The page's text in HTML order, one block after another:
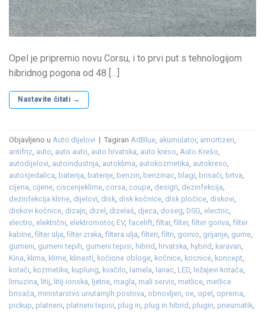
Opel je pripremio novu Corsu, i to prvi put s tehnologijom
hibridnog pogona od 48 […]
Nastavite čitati →
Objavljeno u Auto dijelovi | Tagiran AdBlue, akumulator, amortizeri,
antifriz, auto, auto auto, auto hrvatska, auto kreso, Auto Krešo,
autodijelovi, autoindustrija, autoklima, autokozmetika, autokreso,
autosjedalica, baterija, baterije, benzin, benzinac, blagi, brisači, brtva,
cijena, cijene, ciscenjeklime, corsa, coupe, design, dezinfekcija,
dezinfekcija klime, dijelovi, disk, disk kočnice, disk pločice, diskovi,
diskovi kočnice, dizajn, dizel , dizelaš, djeca, doseg, DSG, electric,
electro, električni, elektromotor, EV, facelift,filtar,filter,filter goriva,filter
kabine,filter ulja,filter zraka,filtera ulja,filteri,filtri, gorivo, grijanje, gume,
gumeni, gumeni tepih, gumeni tepisi, hibrid, hrvatska, hybrid, karavan,
Kina, klima, klime, klinasti, kočione obloge, kočnice, kocnice, koncept,
kotači, kozmetika, kuplung, kvačilo, lamela, lanac, LED, ležajevi kotača,
limuzina, litij, litij-ionska, ljetne, magla, mali servis, metlice, metlice
brisača, ministarstvo unutarnjih poslova, obnovljen, oe, opel , oprema,
pickup, platneni, platneni tepisi, plug in, plug in hibrid, plugin, pneumatik,